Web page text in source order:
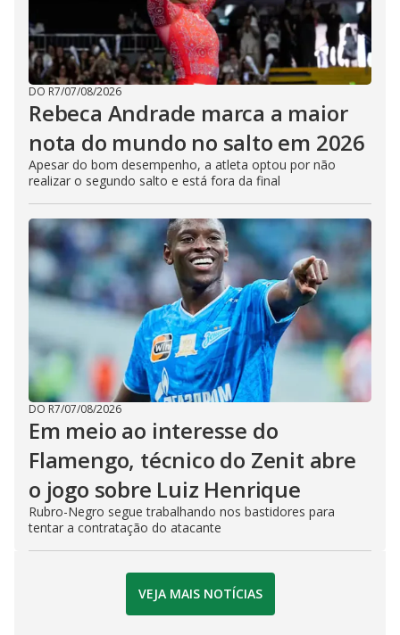
DO R7/07/08/2026
Rebeca Andrade marca a maior
nota do mundo no salto em 2026
Apesar do bom desempenho, a atleta optou por não
realizar o segundo salto e está fora da final
DO R7/07/08/2026
Em meio ao interesse do
Flamengo, técnico do Zenit abre
o jogo sobre Luiz Henrique
Rubro-Negro segue trabalhando nos bastidores para
tentar a contratação do atacante
VEJA MAIS NOTÍCIAS